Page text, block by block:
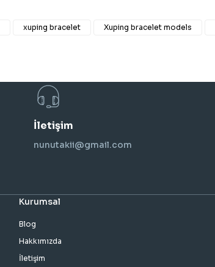
xuping bracelet Xuping bracelet models
İletişim
nunutakii@gmail.com
Kurumsal
Blog
Hakkımızda
İletişim